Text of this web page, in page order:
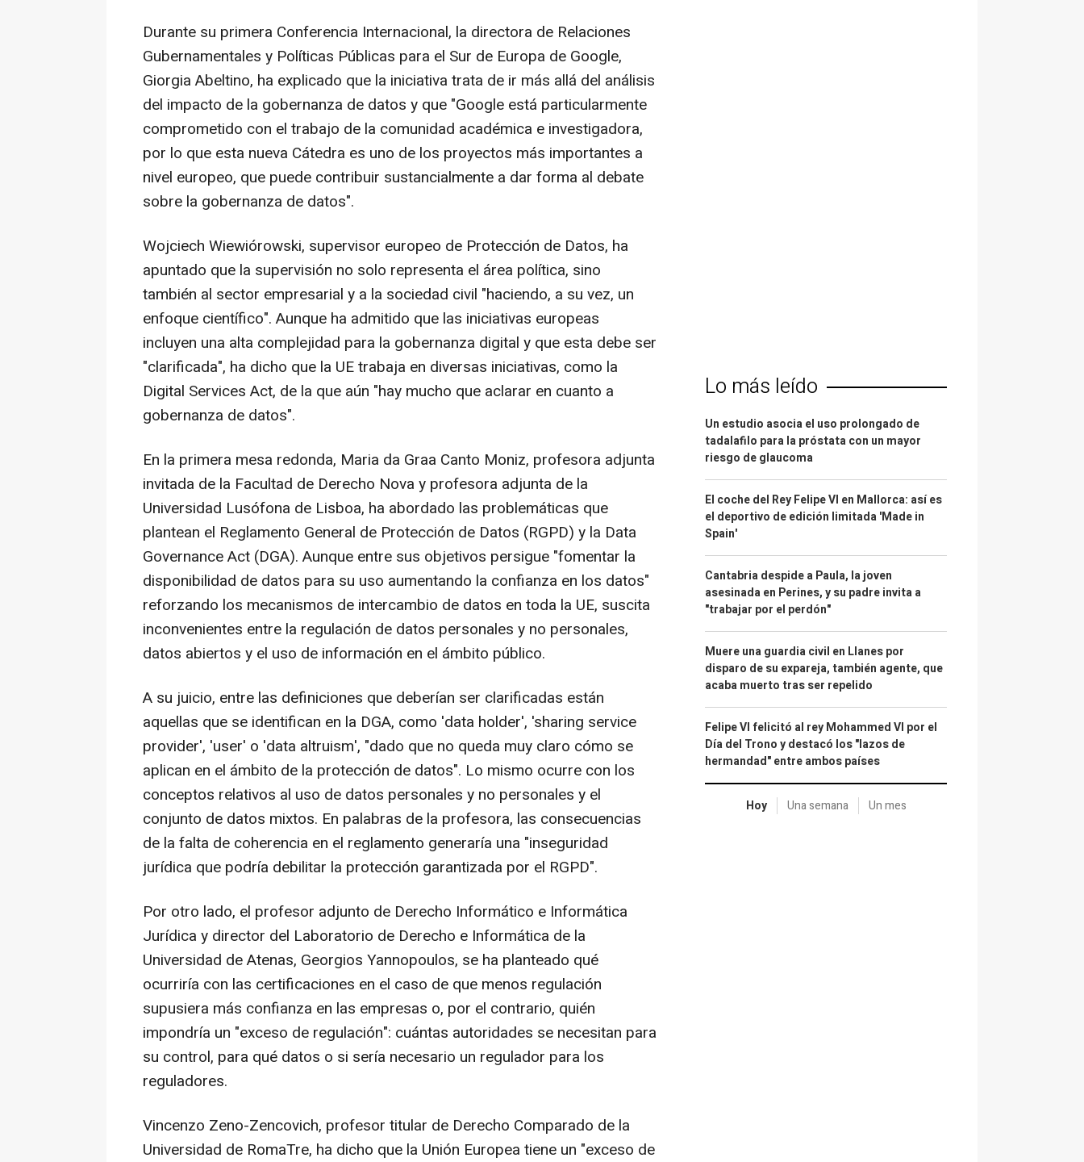
Durante su primera Conferencia Internacional, la directora de Relaciones
Gubernamentales y Políticas Públicas para el Sur de Europa de Google,
Giorgia Abeltino, ha explicado que la iniciativa trata de ir más allá del análisis
del impacto de la gobernanza de datos y que "Google está particularmente
comprometido con el trabajo de la comunidad académica e investigadora,
por lo que esta nueva Cátedra es uno de los proyectos más importantes a
nivel europeo, que puede contribuir sustancialmente a dar forma al debate
sobre la gobernanza de datos".
Wojciech Wiewiórowski, supervisor europeo de Protección de Datos, ha
apuntado que la supervisión no solo representa el área política, sino
también al sector empresarial y a la sociedad civil "haciendo, a su vez, un
enfoque científico". Aunque ha admitido que las iniciativas europeas
incluyen una alta complejidad para la gobernanza digital y que esta debe ser
"clarificada", ha dicho que la UE trabaja en diversas iniciativas, como la
Digital Services Act, de la que aún "hay mucho que aclarar en cuanto a
gobernanza de datos".
En la primera mesa redonda, Maria da Graa Canto Moniz, profesora adjunta
invitada de la Facultad de Derecho Nova y profesora adjunta de la
Universidad Lusófona de Lisboa, ha abordado las problemáticas que
plantean el Reglamento General de Protección de Datos (RGPD) y la Data
Governance Act (DGA). Aunque entre sus objetivos persigue "fomentar la
disponibilidad de datos para su uso aumentando la confianza en los datos"
reforzando los mecanismos de intercambio de datos en toda la UE, suscita
inconvenientes entre la regulación de datos personales y no personales,
datos abiertos y el uso de información en el ámbito público.
A su juicio, entre las definiciones que deberían ser clarificadas están
aquellas que se identifican en la DGA, como 'data holder', 'sharing service
provider', 'user' o 'data altruism', "dado que no queda muy claro cómo se
aplican en el ámbito de la protección de datos". Lo mismo ocurre con los
conceptos relativos al uso de datos personales y no personales y el
conjunto de datos mixtos. En palabras de la profesora, las consecuencias
de la falta de coherencia en el reglamento generaría una "inseguridad
jurídica que podría debilitar la protección garantizada por el RGPD".
Por otro lado, el profesor adjunto de Derecho Informático e Informática
Jurídica y director del Laboratorio de Derecho e Informática de la
Universidad de Atenas, Georgios Yannopoulos, se ha planteado qué
ocurriría con las certificaciones en el caso de que menos regulación
supusiera más confianza en las empresas o, por el contrario, quién
impondría un "exceso de regulación": cuántas autoridades se necesitan para
su control, para qué datos o si sería necesario un regulador para los
reguladores.
Vincenzo Zeno-Zencovich, profesor titular de Derecho Comparado de la
Universidad de RomaTre, ha dicho que la Unión Europea tiene un "exceso de
Lo más leído
Un estudio asocia el uso prolongado de
tadalafilo para la próstata con un mayor
riesgo de glaucoma
El coche del Rey Felipe VI en Mallorca: así es
el deportivo de edición limitada 'Made in
Spain'
Cantabria despide a Paula, la joven
asesinada en Perines, y su padre invita a
"trabajar por el perdón"
Muere una guardia civil en Llanes por
disparo de su expareja, también agente, que
acaba muerto tras ser repelido
Felipe VI felicitó al rey Mohammed VI por el
Día del Trono y destacó los "lazos de
hermandad" entre ambos países
Hoy Una semana Un mes